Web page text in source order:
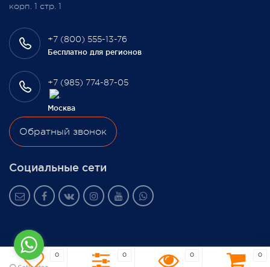
+7 (800) 555-13-76
Бесплатно для регионов
+7 (985) 774-87-05
Москва
Обратный звонок
Социальные сети
корп. 1 стр. 1
0 0 0 0